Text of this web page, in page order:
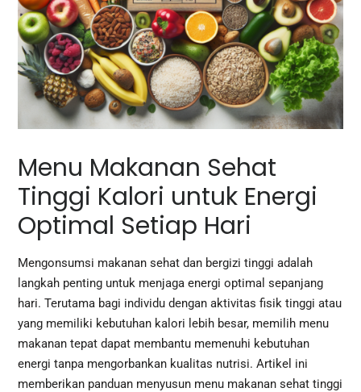
Menu Makanan Sehat
Tinggi Kalori untuk Energi
Optimal Setiap Hari
Mengonsumsi makanan sehat dan bergizi tinggi adalah
langkah penting untuk menjaga energi optimal sepanjang
hari. Terutama bagi individu dengan aktivitas fisik tinggi atau
yang memiliki kebutuhan kalori lebih besar, memilih menu
makanan tepat dapat membantu memenuhi kebutuhan
energi tanpa mengorbankan kualitas nutrisi. Artikel ini
memberikan panduan menyusun menu makanan sehat tinggi